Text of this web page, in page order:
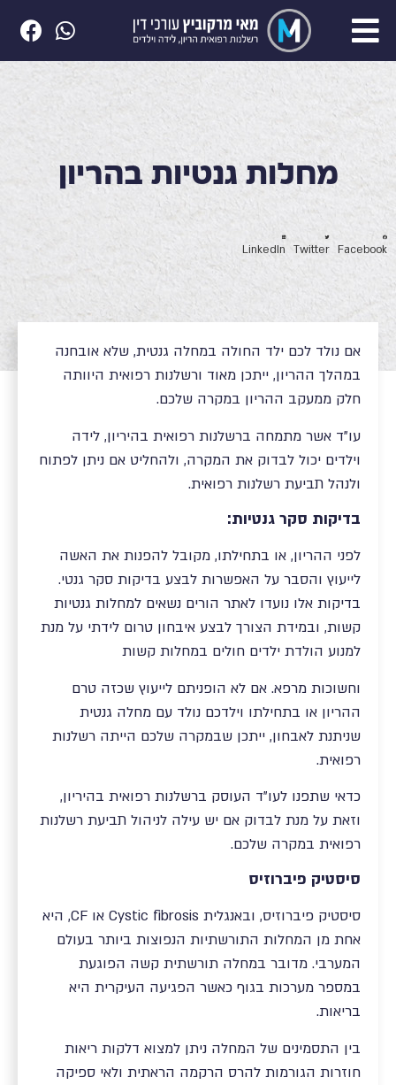
מחלות גנטיות בהריון
Facebook
Twitter
LinkedIn
אם נולד לכם ילד החולה במחלה גנטית, שלא אובחנה
במהלך ההריון, ייתכן מאוד ורשלנות רפואית היוותה
חלק ממעקב ההריון במקרה שלכם.
עו"ד אשר מתמחה ברשלנות רפואית בהיריון, לידה
וילדים יכול לבדוק את המקרה, ולהחליט אם ניתן לפתוח
ולנהל תביעת רשלנות רפואית.
בדיקות סקר גנטיות:
לפני ההריון, או בתחילתו, מקובל להפנות את האשה
לייעוץ והסבר על האפשרות לבצע בדיקות סקר גנטי.
בדיקות אלו נועדו לאתר הורים נשאים למחלות גנטיות
קשות, ובמידת הצורך לבצע איבחון טרום לידתי על מנת
למנוע הולדת ילדים חולים במחלות קשות
וחשוכות מרפא. אם לא הופניתם לייעוץ שכזה טרם
ההריון או בתחילתו וילדכם נולד עם מחלה גנטית
שניתנת לאבחון, ייתכן שבמקרה שלכם הייתה רשלנות
רפואית.
כדאי שתפנו לעו"ד העוסק ברשלנות רפואית בהיריון,
וזאת על מנת לבדוק אם יש עילה לניהול תביעת רשלנות
רפואית במקרה שלכם.
סיסטיק פיברוזיס
סיסטיק פיברוזיס, ובאנגלית Cystic fibrosis או CF, היא
אחת מן המחלות התורשתיות הנפוצות ביותר בעולם
המערבי. מדובר במחלה תורשתית קשה הפוגעת
במספר מערכות בגוף כאשר הפגיעה העיקרית היא
בריאות.
בין התסמינים של המחלה ניתן למצוא דלקות ריאות
חוזרות הגורמות להרס הרקמה הראתית ולאי ספיקה